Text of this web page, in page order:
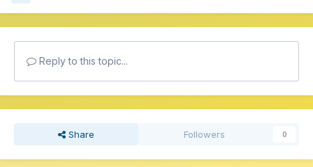
Reply to this topic...
Share Followers 0